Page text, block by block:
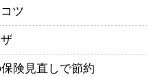
ツ
険見直しで節約